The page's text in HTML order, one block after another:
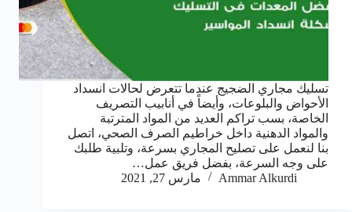
تسليك مجاري الضجيج عندما تتعرض لحالات انسداد
الأحواض والبلوعات، وأيضاً في أنابيب التصريف
الخاصة، بسب تراكم العديد من المواد المترتبة
والمواد الدهنية داخل خراطيم الصرف الصحي، اتصل
بنا لنعمل على تصليح المجاري بسرعة، وتلبية طلبك
على وجه السرعة، بفضل فريق عمل…
Ammar Alkurdi
مارس 27, 2021